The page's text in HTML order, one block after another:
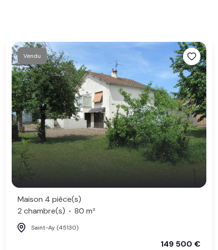
Vendu
Maison 4 pièce(s)
2 chambre(s)
80 m²
Saint-Ay (45130)
149 500 €